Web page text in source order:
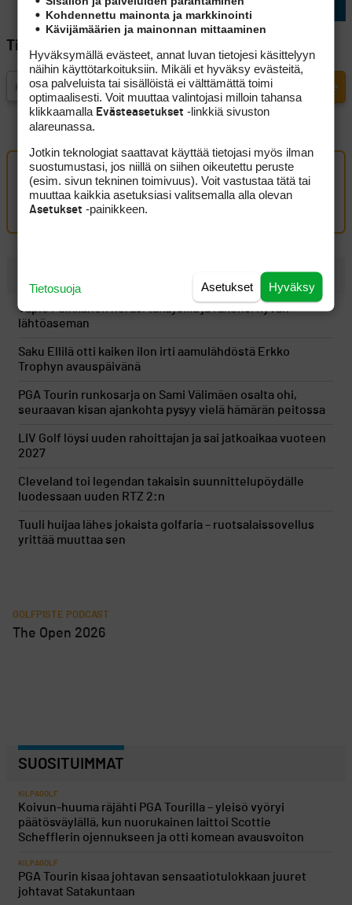
Tilaa Golfpisteen uutiskirje
Oma kommentti
Kirjaudu sisään kommentoidaksesi
Tapio Pulkkanen heräsi takaysillä ja rakensi hyvän
lähtöaseman
Saku Ellilä otti kaiken ilon irti aamulähdöstä Erkko
Trophyn avauspäivänä
PGA Tourin runkosarja on Sami Välimäen osalta ohi,
seuraavan kisan ajankohta pysyy vielä hämärän peitossa
LIV Golf löysi uuden rahoittajan ja sai jatkoaikaa vuoteen
2027
Cleveland toi legendan takaisin suunnittelupöydälle
luodessaan uuden RTZ 2:n
Tuuli huijaa lähes jokaista golfaria – ruotsalaissovellus
yrittää muuttaa sen
GOLFPISTE PODCAST
The Open 2026
SUOSITUIMMAT
KILPAGOLF
Koivun-huuma räjähti PGA Tourilla – yleisö vyöryi
päätösväylällä, kun nuorukainen laittoi Scottie
Schefflerin ojennukseen ja otti komean avausvoiton
KILPAGOLF
PGA Tourin kisaa johtavan sensaatiotulokkaan juuret
johtavat Satakuntaan
Kohdennettu mainonta ja markkinointi
Kävijämäärien ja mainonnan mittaaminen
Hyväksymällä evästeet, annat luvan tietojesi käsittelyyn
näihin käyttötarkoituksiin. Mikäli et hyväksy evästeitä,
osa palveluista tai sisällöistä ei välttämättä toimi
optimaalisesti. Voit muuttaa valintojasi milloin tahansa
klikkaamalla Evästeasetukset -linkkiä sivuston
alareunassa.
Jotkin teknologiat saattavat käyttää tietojasi myös ilman
suostumustasi, jos niillä on siihen oikeutettu peruste
(esim. sivun tekninen toimivuus). Voit vastustaa tätä tai
muuttaa kaikkia asetuksiasi valitsemalla alla olevan
Asetukset -painikkeen.
Hyväksy
Asetukset
Tietosuoja